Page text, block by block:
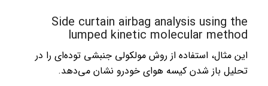
Side curtain airbag analysis using the
lumped kinetic molecular method
این مثال، استفاده از روش مولکولی جنبشی توده‌ای را در
تحلیل باز شدن کیسه هوای خودرو نشان می‌دهد.